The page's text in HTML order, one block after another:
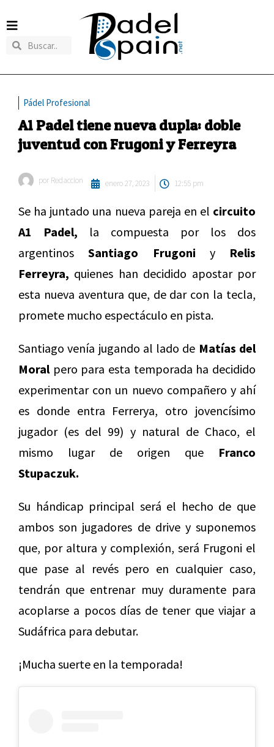
Pádel Profesional
A1 Padel tiene nueva dupla: doble
juventud con Frugoni y Ferreyra
por Redaccion enero 27, 2023 12:55 pm
Se ha juntado una nueva pareja en el circuito
A1 Padel, la compuesta por los dos
argentinosSantiago Frugoni y Relis
Ferreyra, quienes han decidido apostar por
esta nueva aventura que, de dar con la tecla,
promete mucho espectáculo en pista.
Santiago venía jugando al lado de Matías del
Moralpero para esta temporada ha decidido
experimentar con un nuevo compañero y ahí
es donde entra Ferrerya, otro jovencísimo
jugador (es del 99) y natural de Chaco, el
mismo lugar de origen que Franco
Stupaczuk.
Su hándicap principal será el hecho de que
ambos son jugadores de drive y suponemos
que, por altura y complexión, será Frugoni el
que pase al revés pero en cualquier caso,
tendrán que entrenar muy duramente para
acoplarse a pocos días de tener que viajar a
Sudáfrica para debutar.
¡Mucha suerte en la temporada!